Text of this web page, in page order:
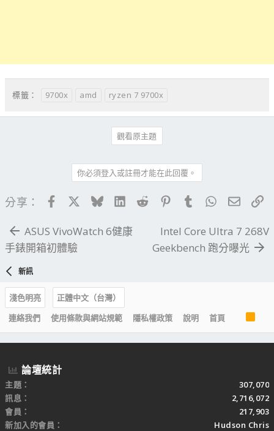
標籤： 9700x amd ryzen 7 9700x
觀看原主題
你必須登入或註冊才能在此回覆。
分享： FacebookBlueskyLinkedIn
Reddit PinterestTumblrWhatsApp
電子
ASUS VivoWatch 6健康
手錶開箱初體驗
Intel Core Ultra 7 268V
Geekbench 跑分曝光
新訊
淺色明亮
正體中文（台灣）
連絡我們
使用條款與網站規範 隱私權政策 說明 首頁
R
S
S
論壇統計
主題
307,070
訊息
2,716,072
會員
217,903
新加入的會員
Hudson Chris